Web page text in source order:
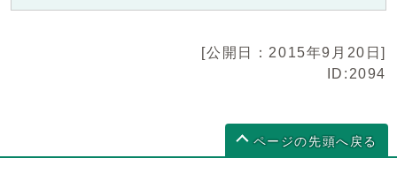
[公開日：2015年9月20日]
ID:2094
ページの先頭へ戻る